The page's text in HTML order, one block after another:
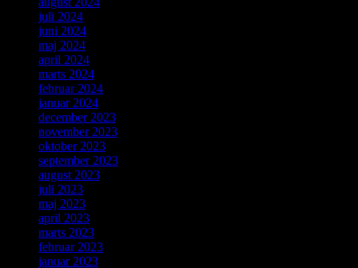
juli 2024
juni 2024
maj 2024
april 2024
marts 2024
februar 2024
januar 2024
december 2023
november 2023
oktober 2023
september 2023
august 2023
juli 2023
maj 2023
april 2023
marts 2023
februar 2023
januar 2023